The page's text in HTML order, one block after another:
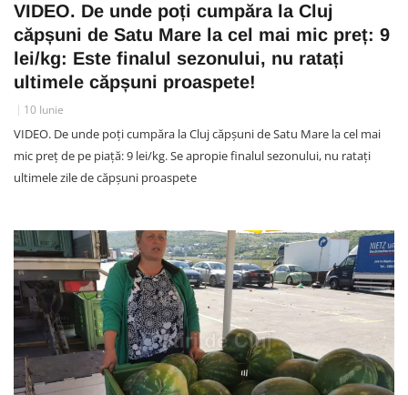
VIDEO. De unde poți cumpăra la Cluj
căpșuni de Satu Mare la cel mai mic preț: 9
lei/kg: Este finalul sezonului, nu ratați
ultimele căpșuni proaspete!
10 Iunie
VIDEO. De unde poți cumpăra la Cluj căpșuni de Satu Mare la cel mai
mic preț de pe piață: 9 lei/kg. Se apropie finalul sezonului, nu ratați
ultimele zile de căpșuni proaspete